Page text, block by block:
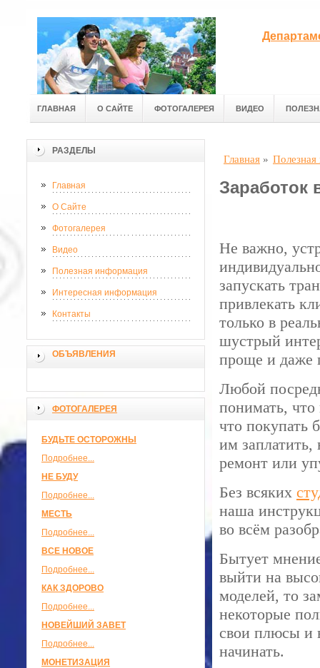
ГЛАВНАЯ О САЙТЕ ФОТОГАЛЕРЕЯ ВИДЕО
РАЗДЕЛЫ
Главная
О Сайте
Фотогалерея
Видео
Полезная информация
Интересная информация
Контакты
ОБЪЯВЛЕНИЯ
ФОТОГАЛЕРЕЯ
БУДЬТЕ ОСТОРОЖНЫ
Подробнее...
НЕ БУДУ
Подробнее...
МЕСТЬ
Подробнее...
ВСЕ НОВОЕ
Подробнее...
КАК ЗДОРОВО
Подробнее...
НОВЕЙШИЙ ЗАВЕТ
Подробнее...
МОНЕТИЗАЦИЯ
Главная »
Заработок
Не важно,
запускать
привлекать
только в
шустрый
проще и даже
Любой
понимать,
что покупать
им
ремонт или
Без всяких
наша
во всём
Бытует
выйти на
моделей, то
некоторые
свои плюсы и
начинать.